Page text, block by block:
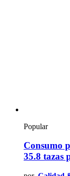
Popular
Consumo
35.8 tazas